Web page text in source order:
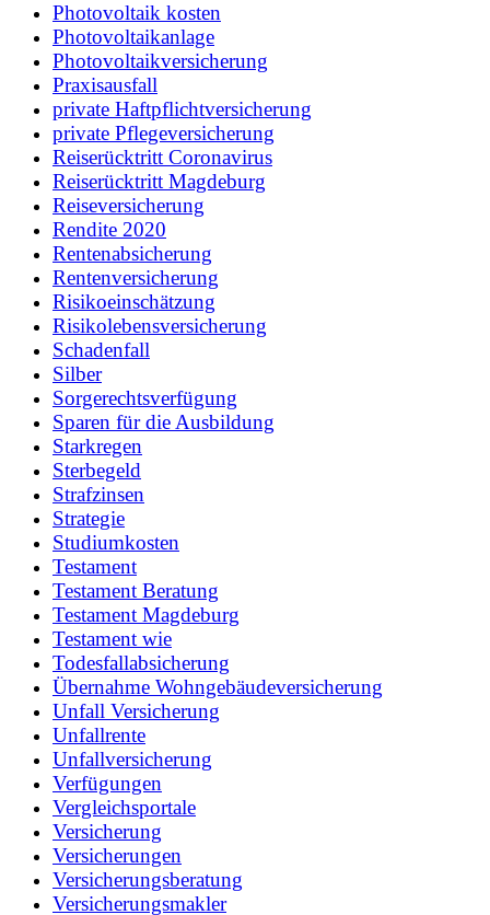
Photovoltaik kosten
Photovoltaikanlage
Photovoltaikversicherung
Praxisausfall
private Haftpflichtversicherung
private Pflegeversicherung
Reiserücktritt Coronavirus
Reiserücktritt Magdeburg
Reiseversicherung
Rendite 2020
Rentenabsicherung
Rentenversicherung
Risikoeinschätzung
Risikolebensversicherung
Schadenfall
Silber
Sorgerechtsverfügung
Sparen für die Ausbildung
Starkregen
Sterbegeld
Strafzinsen
Strategie
Studiumkosten
Testament
Testament Beratung
Testament Magdeburg
Testament wie
Todesfallabsicherung
Übernahme Wohngebäudeversicherung
Unfall Versicherung
Unfallrente
Unfallversicherung
Verfügungen
Vergleichsportale
Versicherung
Versicherungen
Versicherungsberatung
Versicherungsmakler